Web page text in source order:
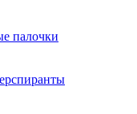
палочки